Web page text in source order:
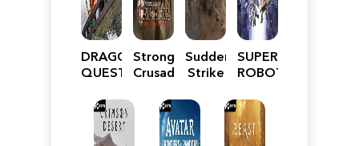
DRAGON
QUEST
Reimagined
Stronghold
Crusader:
Edition
Sudden
Strike
SUPER
ROBOT
Y